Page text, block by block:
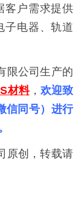
客户需求提供
子电器、轨道
限公司生产的
材料， 欢迎致
信同号）进行
原创，转载请